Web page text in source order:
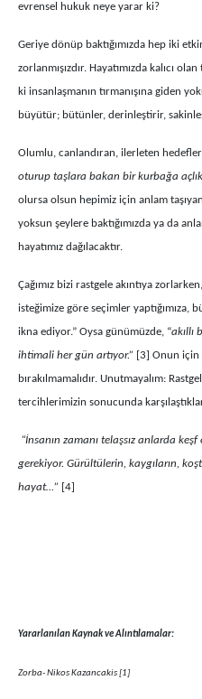
evrensel hukuk neye yarar ki?
Geriye dönüp baktığımızda hep iki
zorlanmışızdır. Hayatımızda kalıcı
ki insanlaşmanın tırmanışına giden
büyütür; bütünler, derinleştirir,
Olumlu, canlandıran, ilerleten
oturup taşlara bakan bir kurbağa
olursa olsun hepimiz için anlam
yoksun şeylere baktığımızda ya da
hayatımız dağılacaktır.
Çağımız bizi rastgele akıntıya
isteğimize göre seçimler
ikna ediyor.” Oysa günümüzde, “akıllı
ihtimali her gün artıyor.” [3] Onun
bırakılmamalıdır. Unutmayalım:
tercihlerimizin sonucunda
“İnsanın zamanı telaşsız anlarda
gerekiyor. Gürültülerin, kaygıların,
hayat…” [4]
Yararlanılan Kaynak ve Alıntılamalar:
Zorba- Nikos Kazancakis [1]